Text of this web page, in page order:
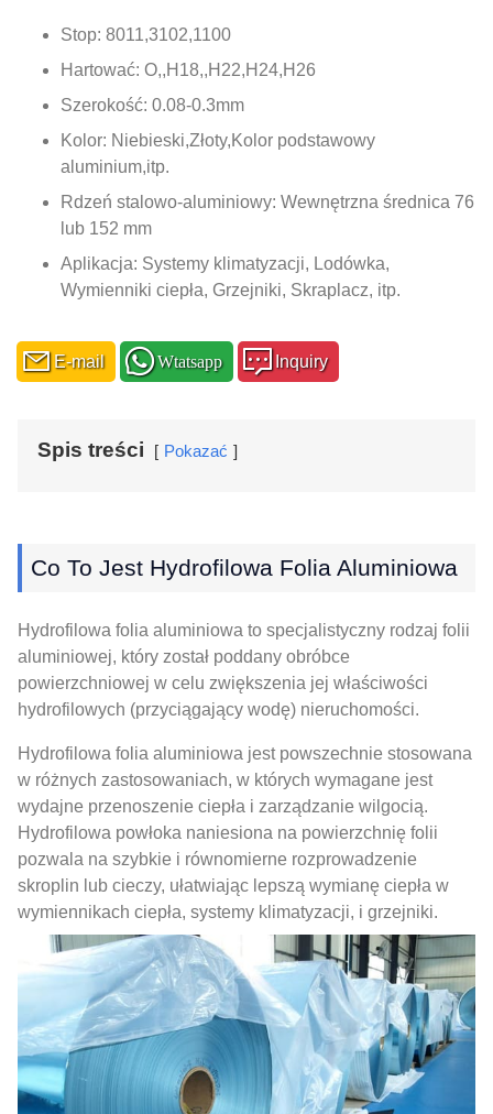
Stop: 8011,3102,1100
Hartować: O,,H18,,H22,H24,H26
Szerokość: 0.08-0.3mm
Kolor: Niebieski,Złoty,Kolor podstawowy
aluminium,itp.
Rdzeń stalowo-aluminiowy: Wewnętrzna średnica 76
lub 152 mm
Aplikacja: Systemy klimatyzacji, Lodówka,
Wymienniki ciepła, Grzejniki, Skraplacz, itp.
E-mail Wtatsapp Inquiry
Spis treści Pokazać
Co To Jest Hydrofilowa Folia Aluminiowa
Hydrofilowa folia aluminiowa to specjalistyczny rodzaj folii
aluminiowej, który został poddany obróbce
powierzchniowej w celu zwiększenia jej właściwości
hydrofilowych (przyciągający wodę) nieruchomości.
Hydrofilowa folia aluminiowa jest powszechnie stosowana
w różnych zastosowaniach, w których wymagane jest
wydajne przenoszenie ciepła i zarządzanie wilgocią.
Hydrofilowa powłoka naniesiona na powierzchnię folii
pozwala na szybkie i równomierne rozprowadzenie
skroplin lub cieczy, ułatwiając lepszą wymianę ciepła w
wymiennikach ciepła, systemy klimatyzacji, i grzejniki.